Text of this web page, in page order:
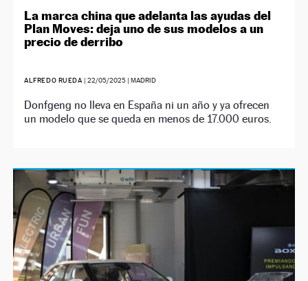
La marca china que adelanta las ayudas del
Plan Moves: deja uno de sus modelos a un
precio de derribo
ALFREDO RUEDA | 22/05/2025| MADRID
Donfgeng no lleva en España ni un año y ya ofrecen
un modelo que se queda en menos de 17.000 euros.